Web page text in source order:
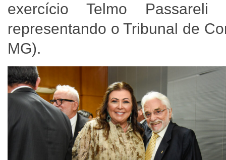
exercício Telmo Passareli
representando o Tribunal de
MG).